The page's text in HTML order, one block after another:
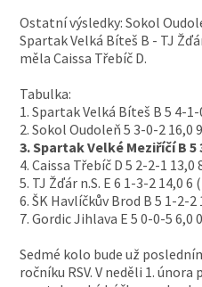
Ostatní výsledky: Sokol
Spartak Velká Bíteš B - TJ
měla Caissa Třebíč D.
Tabulka:
1. Spartak Velká Bíteš B 5 4-1-
2. Sokol Oudoleň 5 3-0-2 16,0
3. Spartak Velké Meziříčí B 5
4. Caissa Třebíč D 5 2-2-1 13,0
5. TJ Žďár n.S. E 6 1-3-2 14,0 6
6. ŠK Havlíčkův Brod B 5 1-2-2
7. Gordic Jihlava E 5 0-0-5 6,0
Sedmé kolo bude už
ročníku RSV. V neděli 1.